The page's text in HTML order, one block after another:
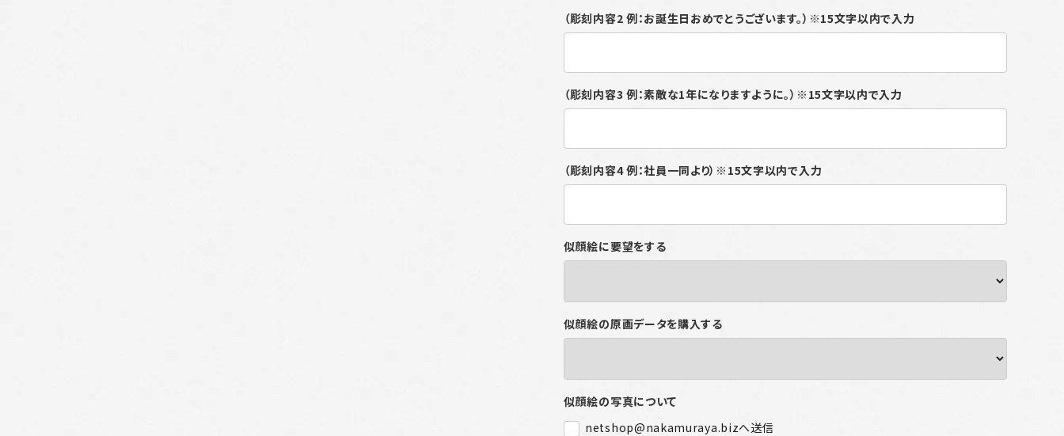
（彫刻内容2 例：お誕生日おめでとうございます。）※15文字以内で入力
（彫刻内容3 例：素敵な1年になりますように。）※15文字以内で入力
（彫刻内容4 例：社員一同より）※15文字以内で入力
似顔絵に要望をする
似顔絵の原画データを購入する
似顔絵の写真について
netshop@nakamuraya.bizへ送信